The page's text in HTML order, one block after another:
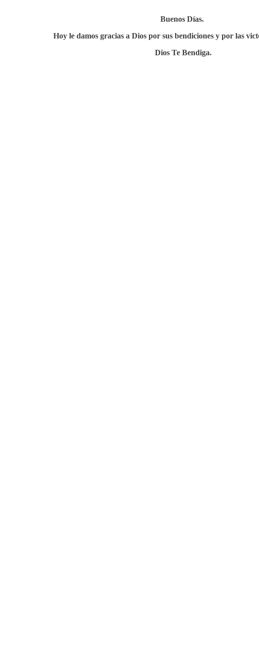
Buenos Días.
Hoy le damos gracias a Dios por sus bendiciones y por las
Dios Te Bendiga.